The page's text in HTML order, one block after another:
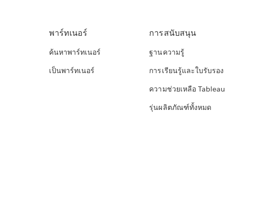
พาร์ทเนอร์
ค้นหาพาร์ทเนอร์
เป็นพาร์ทเนอร์
การสนับสนุน
ฐานความรู้
การเรียนรู้และใบรับรอง
ความช่วยเหลือ Tableau
รุ่นผลิตภัณฑ์ทั้งหมด